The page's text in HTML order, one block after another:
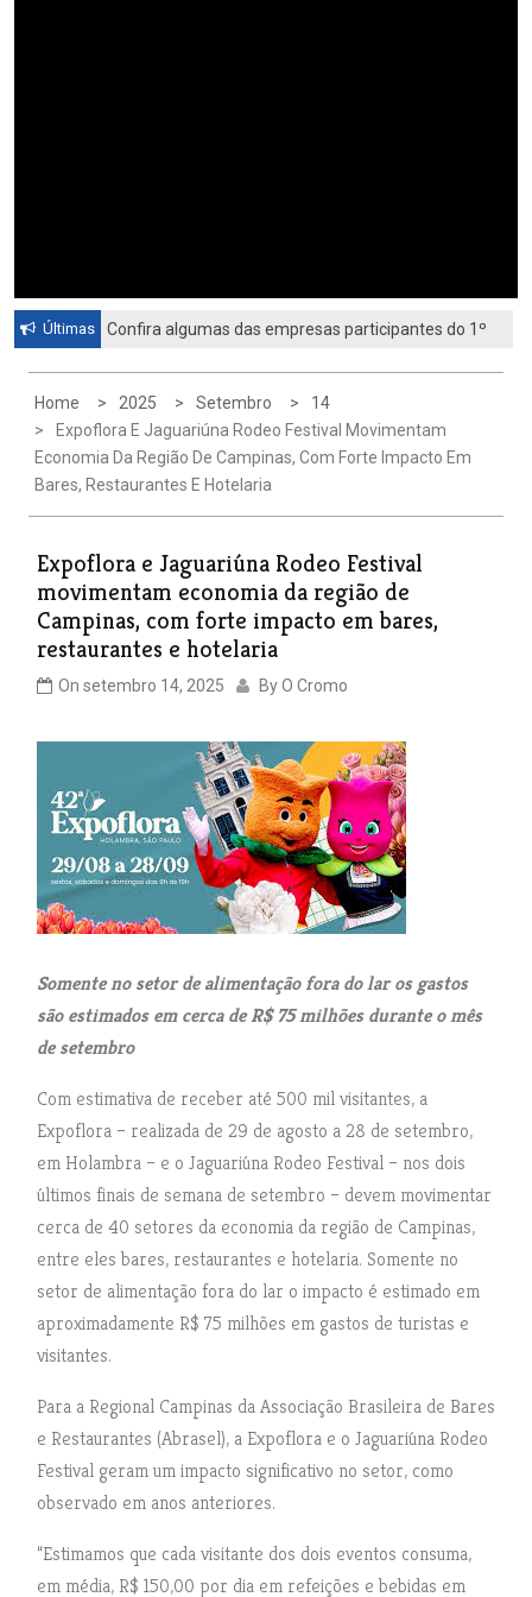
Últimas
Confira algumas das empresas participantes do 1º
Home 2025 Setembro
14
Expoflora E Jaguariúna Rodeo Festival Movimentam
Economia Da Região De Campinas, Com Forte Impacto Em
Bares, Restaurantes E Hotelaria
Expoflora e Jaguariúna Rodeo Festival
movimentam economia da região de
Campinas, com forte impacto em bares,
restaurantes e hotelaria
On setembro 14, 2025 ByO Cromo
Somente no setor de alimentação fora do lar os gastos
são estimados em cerca de R$ 75 milhões durante o mês
de setembro
Com estimativa de receber até 500 mil visitantes, a
Expoflora – realizada de 29 de agosto a 28 de setembro,
em Holambra – e o Jaguariúna Rodeo Festival – nos dois
últimos finais de semana de setembro – devem movimentar
cerca de 40 setores da economia da região de Campinas,
entre eles bares, restaurantes e hotelaria. Somente no
setor de alimentação fora do lar o impacto é estimado em
aproximadamente R$ 75 milhões em gastos de turistas e
visitantes.
Para a Regional Campinas da Associação Brasileira de Bares
e Restaurantes (Abrasel), a Expoflora e o Jaguariúna Rodeo
Festival geram um impacto significativo no setor, como
observado em anos anteriores.
“Estimamos que cada visitante dos dois eventos consuma,
em média, R$ 150,00 por dia em refeições e bebidas em